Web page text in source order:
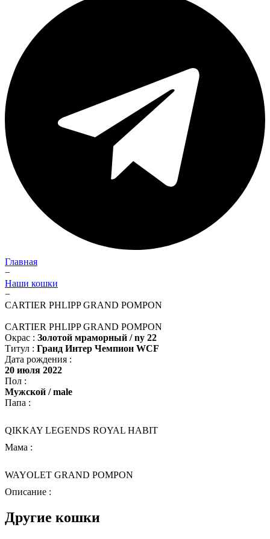
Главная
−
Наши кошки
−
CARTIER PHLIPP GRAND POMPON
CARTIER PHLIPP GRAND POMPON
Окрас : Золотой мраморный / ny 22
Титул : Гранд Интер Чемпион WCF
Дата рождения :
20 июля 2022
Пол :
Мужской / male
Папа :
QIKKAY LEGENDS ROYAL HABIT
Мама :
WAYOLET GRAND POMPON
Описание :
Другие кошки